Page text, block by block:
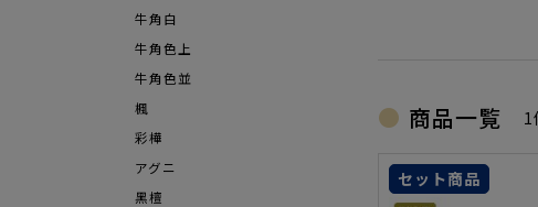
牛角白
牛角色上
牛角色並
楓
彩樺
アグニ
⿊檀
商品一覧 1
セット商品